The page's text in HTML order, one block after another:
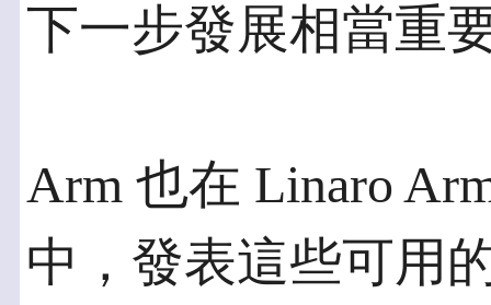
下一步發展相當重
Arm 也在 Linaro
中，發表這些可用